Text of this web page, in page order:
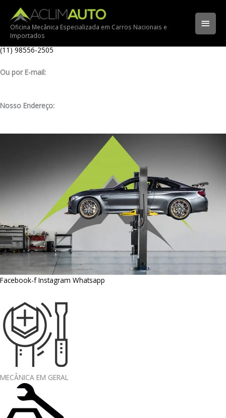
para
conteúdo
Oficina Mecânica Especializada em Carros Nacionais e
Importados
Ligue para nossa oficina:
(11) 3341-3969
Ligue pelo nosso WhatsApp:
(11) 98556-2505
Ou por E-mail:
Nosso Endereço:
Facebook-fInstagram Whatsapp
MECÂNICA EM GERAL